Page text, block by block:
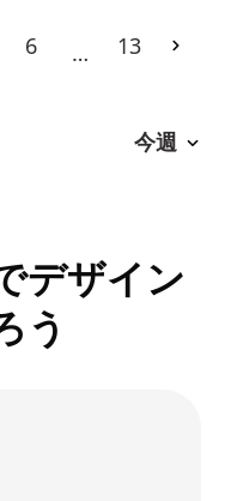
6 … 13
デザイン
う